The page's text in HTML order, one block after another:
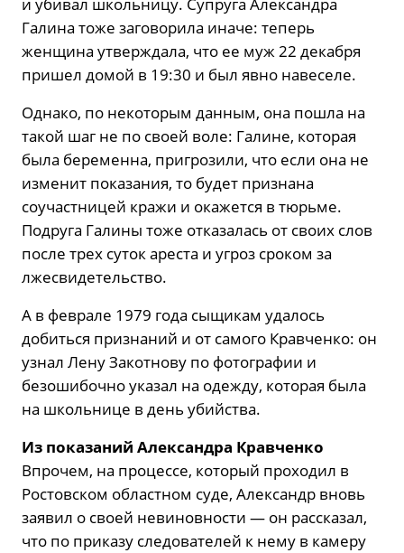
и убивал школьницу. Супруга Александра
Галина тоже заговорила иначе: теперь
женщина утверждала, что ее муж 22 декабря
пришел домой в 19:30 и был явно навеселе.
Однако, по некоторым данным, она пошла на
такой шаг не по своей воле: Галине, которая
была беременна, пригрозили, что если она не
изменит показания, то будет признана
соучастницей кражи и окажется в тюрьме.
Подруга Галины тоже отказалась от своих слов
после трех суток ареста и угроз сроком за
лжесвидетельство.
А в феврале 1979 года сыщикам удалось
добиться признаний и от самого Кравченко: он
узнал Лену Закотнову по фотографии и
безошибочно указал на одежду, которая была
на школьнице в день убийства.
Из показаний Александра Кравченко
Впрочем, на процессе, который проходил в
Ростовском областном суде, Александр вновь
заявил о своей невиновности — он рассказал,
что по приказу следователей к нему в камеру